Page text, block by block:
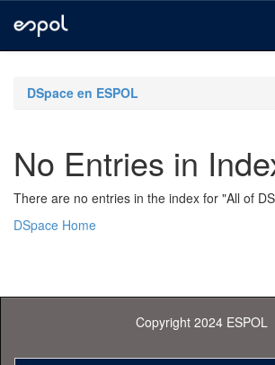
navigationDSpace en ESPOL
No Entries in
There are no entries in the index for "All of
DSpace Home
Copyright 2024 ESPOL